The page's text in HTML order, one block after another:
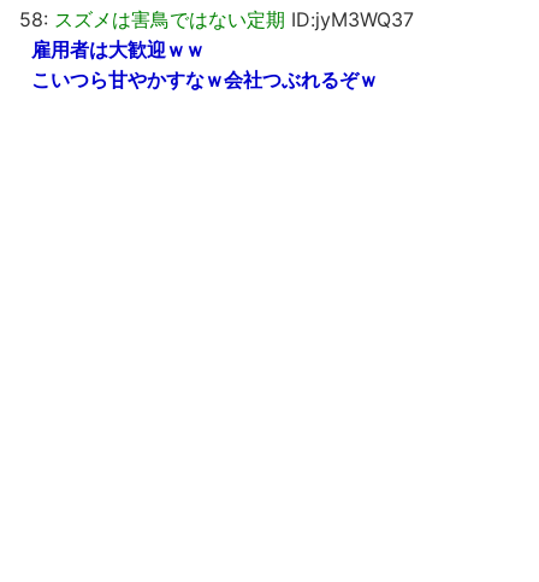
58: スズメは害鳥ではない定期 ID:jyM3WQ37
雇用者は大歓迎ｗｗ
こいつら甘やかすなｗ会社つぶれるぞｗ